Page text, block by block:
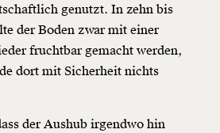
genutzt. In zehn bis
der Boden zwar mit einer
fruchtbar gemacht werden,
dort mit Sicherheit nichts
der Aushub irgendwo hin